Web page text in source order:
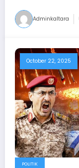
Adminkaltara
October 22, 2025
POLITIK